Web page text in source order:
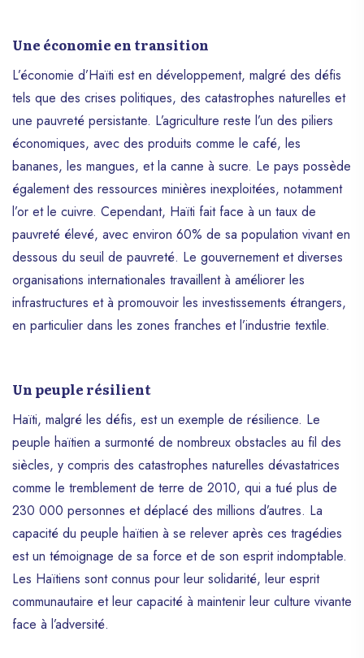
exceptionnelle. Voici une sélection de 7
lieux incontournables qui vous plongeront
au cœur de l’histoire, de la culture et de la
beauté d’Haïti.
Une économie en transition
L’économie d’Haïti est en développement, malgré des défis
tels que des crises politiques, des catastrophes naturelles et
une pauvreté persistante. L’agriculture reste l’un des piliers
économiques, avec des produits comme le café, les
bananes, les mangues, et la canne à sucre. Le pays possède
également des ressources minières inexploitées, notamment
l’or et le cuivre. Cependant, Haïti fait face à un taux de
pauvreté élevé, avec environ 60% de sa population vivant en
dessous du seuil de pauvreté. Le gouvernement et diverses
organisations internationales travaillent à améliorer les
infrastructures et à promouvoir les investissements étrangers,
en particulier dans les zones franches et l’industrie textile.
Un peuple résilient
Haïti, malgré les défis, est un exemple de résilience. Le
peuple haïtien a surmonté de nombreux obstacles au fil des
siècles, y compris des catastrophes naturelles dévastatrices
comme le tremblement de terre de 2010, qui a tué plus de
230 000 personnes et déplacé des millions d’autres. La
capacité du peuple haïtien à se relever après ces tragédies
est un témoignage de sa force et de son esprit indomptable.
Les Haïtiens sont connus pour leur solidarité, leur esprit
communautaire et leur capacité à maintenir leur culture vivante
face à l’adversité.